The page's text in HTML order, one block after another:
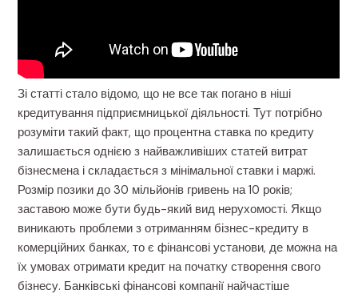
Зі статті стало відомо, що не все так погано в ніші
кредитування підприємницької діяльності. Тут потрібно
розуміти такий факт, що процентна ставка по кредиту
залишається однією з найважливіших статей витрат
бізнесмена і складається з мінімальної ставки і маржі.
Розмір позики до 30 мільйонів гривень на 10 років;
заставою може бути будь-який вид нерухомості. Якщо
виникають проблеми з отриманням бізнес-кредиту в
комерційних банках, то є фінансові установи, де можна на
їх умовах отримати кредит на початку створення свого
бізнесу. Банківські фінансові компанії найчастіше